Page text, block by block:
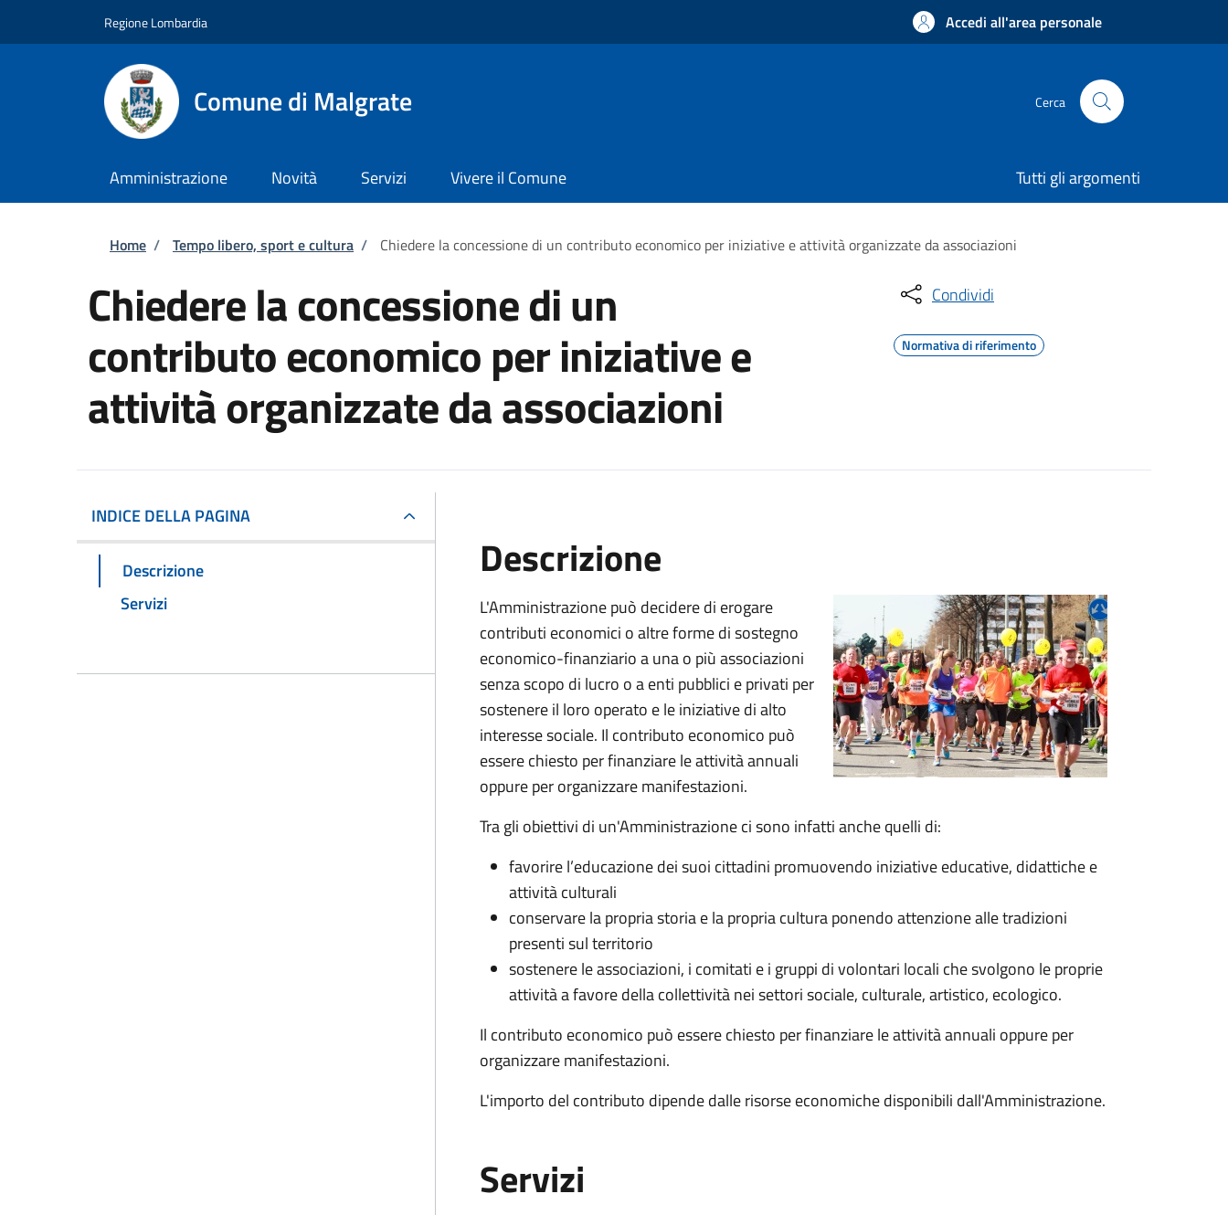
Regione Lombardia Accedi all'area personale
Comune di Malgrate Cerca
Amministrazione Novità Servizi Vivere il Comune Tutti gli argomenti
Briciole di pane
Home / Tempo libero, sport e cultura / Chiedere la concessione di un contributo economico per iniziative e attività organizzate da associazioni
Chiedere la concessione di un
contributo economico per iniziative e
attività organizzate da associazioni
Condividi
Normativa di riferimento
INDICE DELLA PAGINA
Descrizione
Servizi
Descrizione
L'Amministrazione può decidere di erogare
contributi economici o altre forme di sostegno
economico-finanziario a una o più associazioni
senza scopo di lucro o a enti pubblici e privati per
sostenere il loro operato e le iniziative di alto
interesse sociale. Il contributo economico può
essere chiesto per finanziare le attività annuali
oppure per organizzare manifestazioni.
Tra gli obiettivi di un'Amministrazione ci sono infatti anche quelli di:
favorire l’educazione dei suoi cittadini promuovendo iniziative educative, didattiche e
attività culturali
conservare la propria storia e la propria cultura ponendo attenzione alle tradizioni
presenti sul territorio
sostenere le associazioni, i comitati e i gruppi di volontari locali che svolgono le proprie
attività a favore della collettività nei settori sociale, culturale, artistico, ecologico.
Il contributo economico può essere chiesto per finanziare le attività annuali oppure per
organizzare manifestazioni.
L'importo del contributo dipende dalle risorse economiche disponibili dall'Amministrazione.
Servizi